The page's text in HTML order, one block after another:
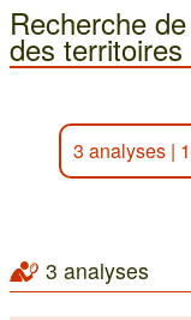
Recherche
des territoires
3 analyses |
3 analyses